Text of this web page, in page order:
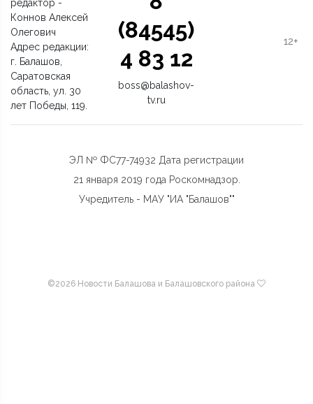
редактор -
Коннов Алексей
Олегович
Адрес редакции:
г. Балашов,
Саратовская
область, ул. 30
лет Победы, 119.
(84545)
4 83 12
boss@balashov-
tv.ru
12+
ЭЛ № ФС77-74932 Дата регистрации
21 января 2019 года Роскомнадзор.
Учредитель - МАУ "ИА "Балашов""
©2026 Новости Балашова и Балашовского района